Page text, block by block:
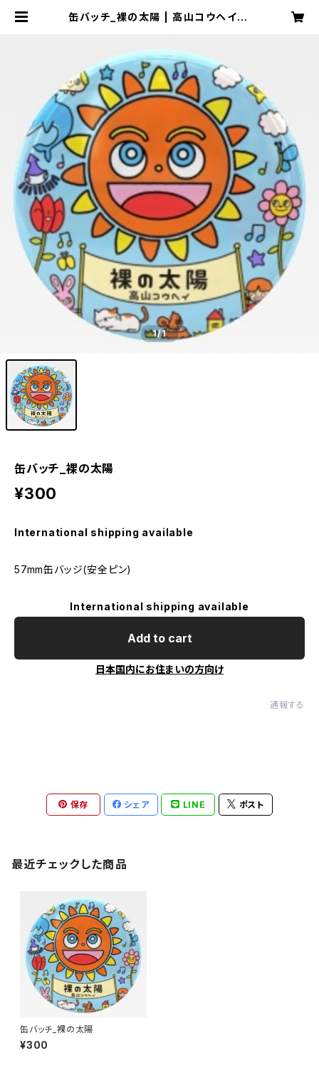
缶バッチ_裸の太陽 | 高山コウヘイ オ
1/1
缶バッチ_裸の太陽
¥300
International shipping available
57mm缶バッジ(安全ピン)
International shipping available
Add to cart
日本国内にお住まいの方向け
通報する
保存 シェア LINE ポスト
最近チェックした商品
缶バッチ_裸の太陽
¥300